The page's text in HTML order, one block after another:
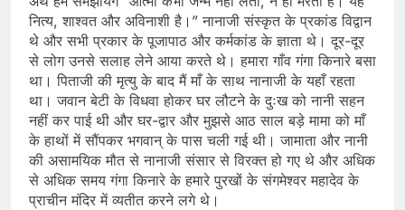
नित्य, शाश्वत और अविनाशी है।” नानाजी संस्कृत के प्रकांड विद्वान
थे और सभी प्रकार के पूजापाठ और कर्मकांड के ज्ञाता थे। दूर-दूर
से लोग उनसे सलाह लेने आया करते थे। हमारा गाँव गंगा किनारे बसा
था। पिताजी की मृत्यु के बाद मैं माँ के साथ नानाजी के यहाँ रहता
था। जवान बेटी के विधवा होकर घर लौटने के दुःख को नानी सहन
नहीं कर पाई थी और घर-द्वार और मुझसे आठ साल बड़े मामा को माँ
के हाथों में सौंपकर भगवान् के पास चली गई थी। जामाता और नानी
की असामयिक मौत से नानाजी संसार से विरक्त हो गए थे और अधिक
से अधिक समय गंगा किनारे के हमारे पुरखों के संगमेश्वर महादेव के
प्राचीन मंदिर में व्यतीत करने लगे थे।